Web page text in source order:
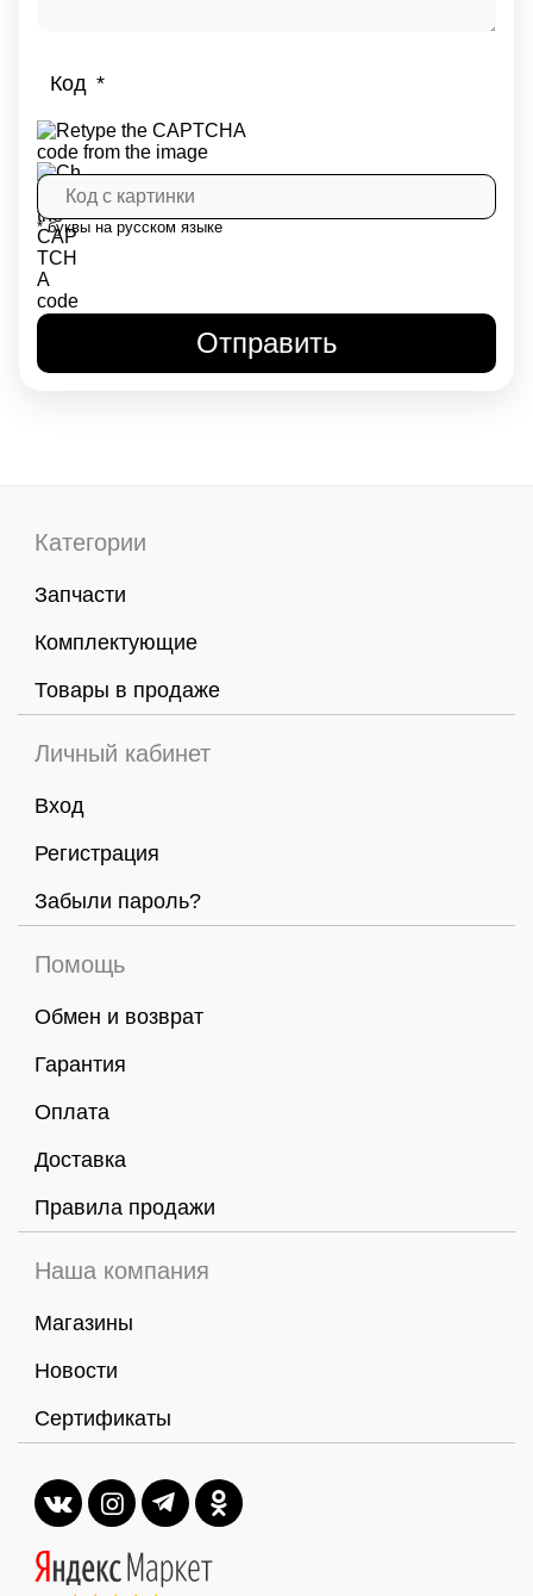
Код
* буквы на русском языке
Категории
Запчасти
Комплектующие
Товары в продаже
Личный кабинет
Вход
Регистрация
Забыли пароль?
Помощь
Обмен и возврат
Гарантия
Оплата
Доставка
Правила продажи
Наша компания
Магазины
Новости
Сертификаты